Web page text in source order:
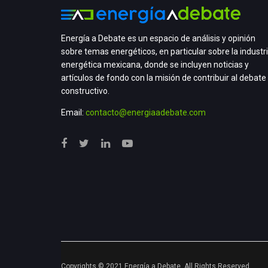
Energía a Debate es un espacio de análisis y opinión
sobre temas energéticos, en particular sobre la
energética mexicana, donde se incluyen noticias y
artículos de fondo con la misión de contribuir al debate
constructivo.
Email: contacto@energiaadebate.com
Copyrights © 2021 Energía a Debate. All Rights Reserved.